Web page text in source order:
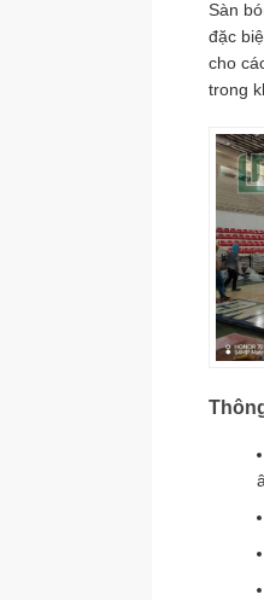
Sàn
đặc
cho
trong